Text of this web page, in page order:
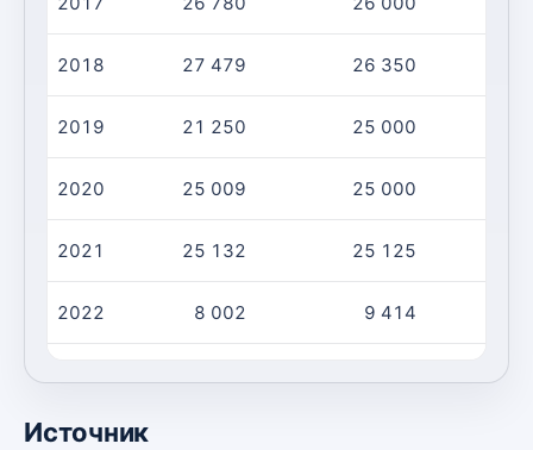
2018 27 479 26 350
2019 21 250 25 000
2020 25 009 25 000
2021 25 132 25 125
2022 8 002 9 414
Источник